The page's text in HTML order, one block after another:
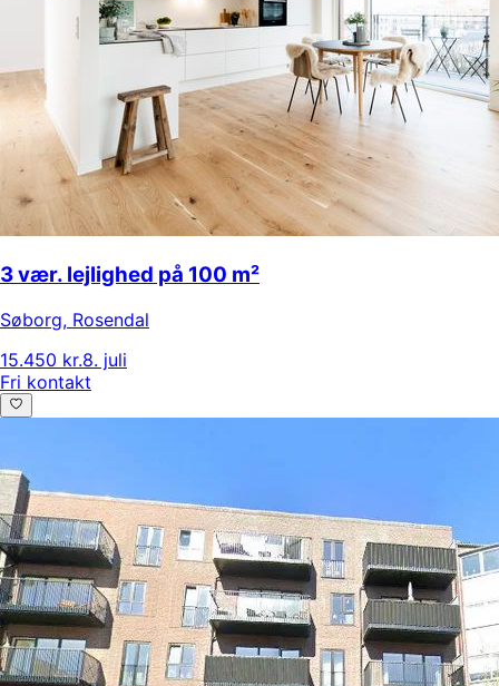
3 vær. lejlighed på 100 m²
Søborg, Rosendal
15.450 kr.8. juli
Fri kontakt